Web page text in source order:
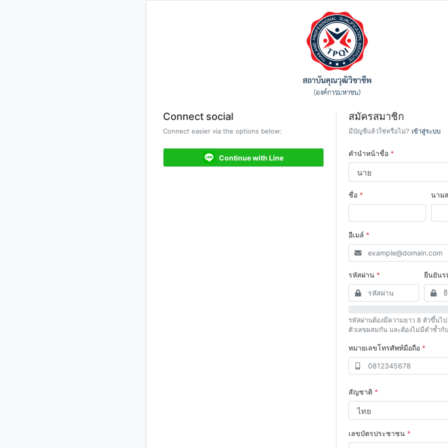
Connect social
Connect easier via the options below:
Continue with Line
สมัครสมาชิก
มีบัญชีแล้วใช่หรือไม่? เข้าสู่ระบบ
คำนำหน้าชื่อ *
ชื่อ * นาม
อีเมล์ *
รหัสผ่าน * ยืนยันร
รหัสผ่านต้องมีความยาว 8 ตัวขึ้นไ
ตัวเลขผสมกัน และต้องไม่มีคำซ้ำกั
หมายเลขโทรศัพท์มือถือ *
สัญชาติ *
เลขบัตรประชาชน *